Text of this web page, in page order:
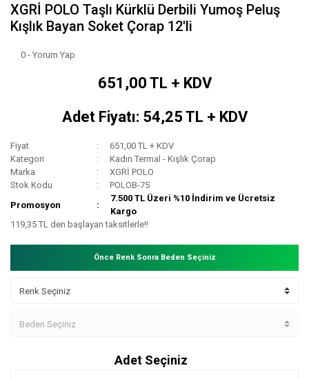
XGRİ POLO Taşlı Kürklü Derbili Yumoş Peluş
Kışlık Bayan Soket Çorap 12'li
0 - Yorum Yap
651,00 TL + KDV
Adet Fiyatı: 54,25 TL + KDV
Fiyat
651,00 TL + KDV
Kategori
Kadın Termal - Kışlık Çorap
Marka
XGRİ POLO
Stok Kodu
POLOB-75
Promosyon
7.500 TL Üzeri %10 İndirim ve Ücretsiz
Kargo
119,35 TL den başlayan taksitlerle!!
Önce Renk Sonra Beden Seçiniz
Adet Seçiniz